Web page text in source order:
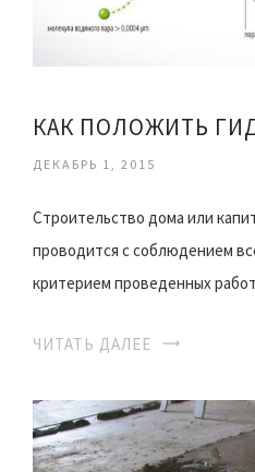
КАК ПОЛОЖИТЬ
ДЕКАБРЬ 1, 2015
Строительство дома или
проводится с соблюдением
критерием проведенных
ЧИТАТЬ ДАЛЕЕ